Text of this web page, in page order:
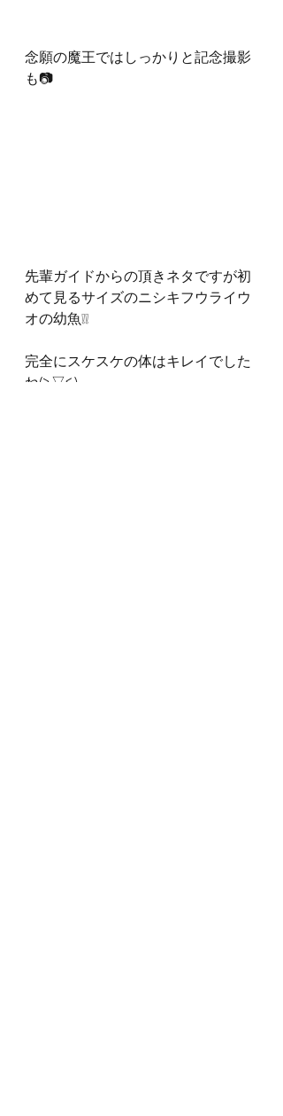
念願の魔王ではしっかりと記念撮影
も📷
先輩ガイドからの頂きネタですが初
めて見るサイズのニシキフウライウ
オの幼魚❕❕
完全にスケスケの体はキレイでした
ね(≧▽≦)